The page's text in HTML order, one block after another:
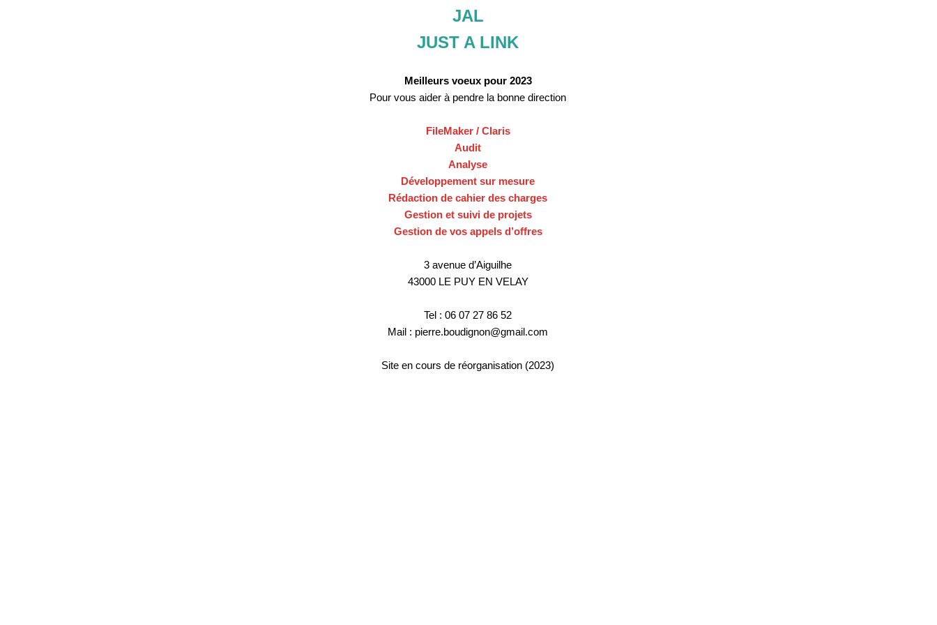
JAL
JUST A LINK
Meilleurs voeux pour 2023
Pour vous aider à pendre la bonne direction
FileMaker / Claris
Audit
Analyse
Développement sur mesure
Rédaction de cahier des charges
Gestion et suivi de projets
Gestion de vos appels d’offres
3 avenue d’Aiguilhe
43000 LE PUY EN VELAY
Tel : 06 07 27 86 52
Mail : pierre.boudignon@gmail.com
Site en cours de réorganisation (2023)